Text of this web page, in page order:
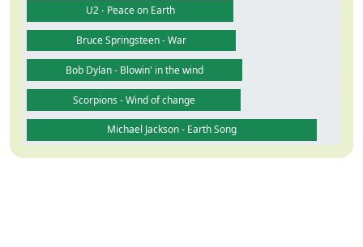
U2 - Peace on Earth
Bruce Springsteen - War
Bob Dylan - Blowin' in the wind
Scorpions - Wind of change
Michael Jackson - Earth Song